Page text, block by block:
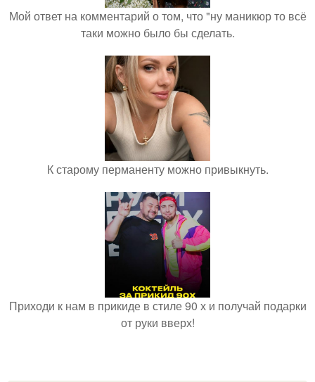
Мой ответ на комментарий о том, что "ну маникюр то всё
таки можно было бы сделать.
К старому перманенту можно привыкнуть.
Приходи к нам в прикиде в стиле 90 х и получай подарки
от руки вверх!